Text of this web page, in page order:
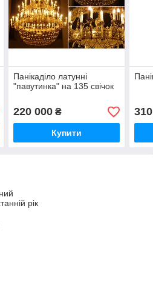
Панікаділо латунні
"павутинка" на 135 свічок
220 000₴
Купити
рік